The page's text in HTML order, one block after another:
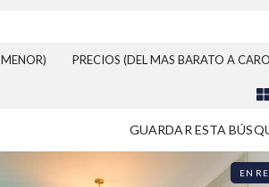
PRECIOS (DEL MAS BARATO A
GUARDAR ESTA
EN